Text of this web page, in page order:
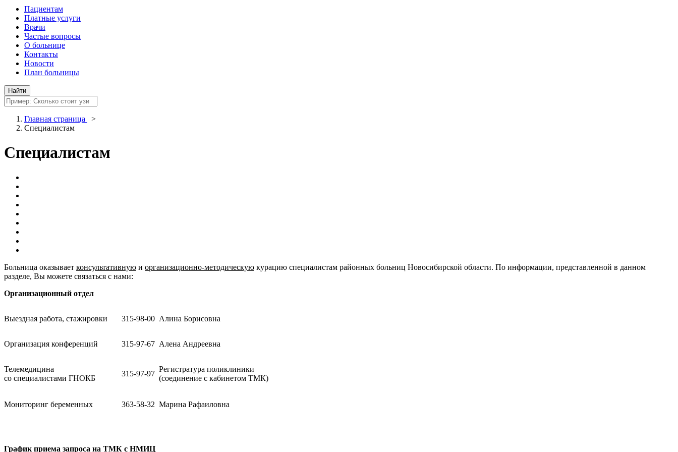
Пациентам
Платные услуги
Врачи
Частые вопросы
О больнице
Контакты
Новости
План больницы
Главная страница
>
Специалистам
Специалистам
Больница оказывает консультативную и организационно-методическую курацию специалистам районных больниц Новосибирской области. По информации, представленной в данном
разделе, Вы можете связаться с нами:
Организационный отдел
Выездная работа, стажировки 315-98-00 Алина Борисовна
Организация конференций 315-97-67 Алена Андреевна
Телемедицина
со специалистами ГНОКБ
315-97-97
Регистратура поликлиники
(соединение с кабинетом ТМК)
Мониторинг беременных 363-58-32 Марина Рафаиловна
График приема запроса на ТМК с НМИЦ